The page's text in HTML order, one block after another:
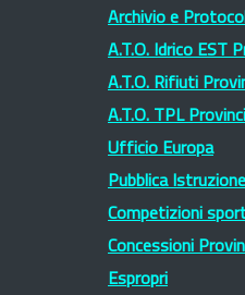
Archivio e
A.T.O. Idrico EST
A.T.O. Rifiuti
A.T.O. TPL
Ufficio Europa
Pubblica Istruzione
Competizioni
Concessioni
Espropri